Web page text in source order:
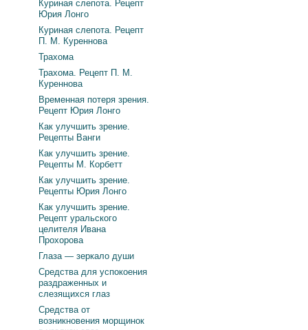
Куриная слепота. Рецепт
Юрия Лонго
Куриная слепота. Рецепт
П. М. Куреннова
Трахома
Трахома. Рецепт П. М.
Куреннова
Временная потеря зрения.
Рецепт Юрия Лонго
Как улучшить зрение.
Рецепты Ванги
Как улучшить зрение.
Рецепты М. Корбетт
Как улучшить зрение.
Рецепты Юрия Лонго
Как улучшить зрение.
Рецепт уральского
целителя Ивана
Прохорова
Глаза — зеркало души
Средства для успокоения
раздраженных и
слезящихся глаз
Средства от
возникновения морщинок